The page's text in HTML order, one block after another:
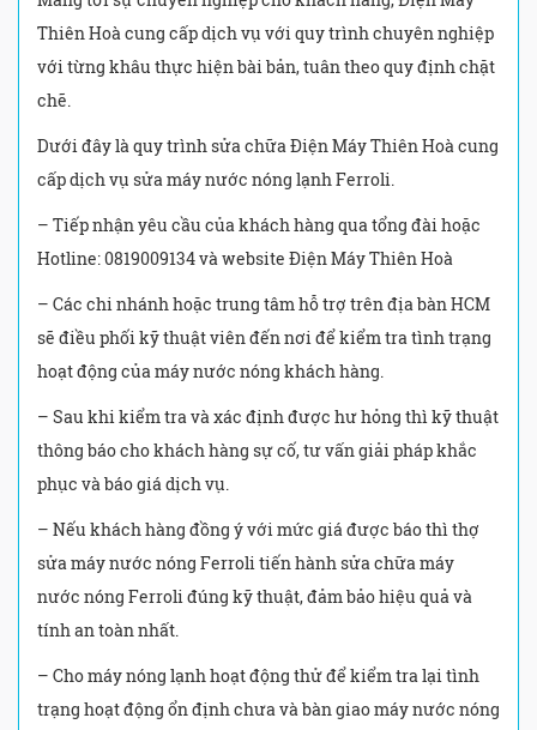
Thiên Hoà cung cấp dịch vụ với quy trình chuyên nghiệp
với từng khâu thực hiện bài bản, tuân theo quy định chặt
chẽ.
Dưới đây là quy trình sửa chữa Điện Máy Thiên Hoà cung
cấp dịch vụ sửa máy nước nóng lạnh Ferroli.
– Tiếp nhận yêu cầu của khách hàng qua tổng đài hoặc
Hotline: 0819009134 và website Điện Máy Thiên Hoà
– Các chi nhánh hoặc trung tâm hỗ trợ trên địa bàn HCM
sẽ điều phối kỹ thuật viên đến nơi để kiểm tra tình trạng
hoạt động của máy nước nóng khách hàng.
– Sau khi kiểm tra và xác định được hư hỏng thì kỹ thuật
thông báo cho khách hàng sự cố, tư vấn giải pháp khắc
phục và báo giá dịch vụ.
– Nếu khách hàng đồng ý với mức giá được báo thì thợ
sửa máy nước nóng Ferroli tiến hành sửa chữa máy
nước nóng Ferroli đúng kỹ thuật, đảm bảo hiệu quả và
tính an toàn nhất.
– Cho máy nóng lạnh hoạt động thử để kiểm tra lại tình
trạng hoạt động ổn định chưa và bàn giao máy nước nóng